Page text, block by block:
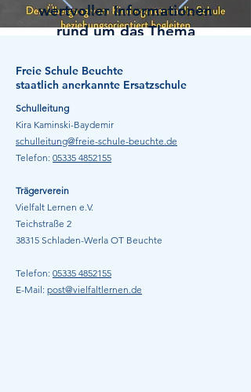
wertvoller Informationen
rund um das Thema
Schulwochen"
Freie Schule Beuchte
staatlich anerkannte Ersatzschule
Schulleitung
Kira Kaminski-Baydemir
schulleitung@freie-schule-beuchte.de
Telefon: 05335 4852155
Trägerverein
Vielfalt Lernen e.V.
Teichstraße 2
38315 Schladen-Werla OT Beuchte
Telefon: 05335 4852155
E-Mail: post@vielfaltlernen.de